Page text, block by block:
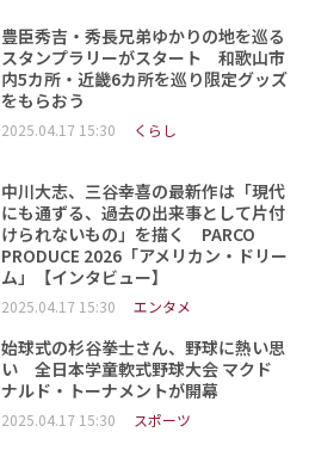
豊臣秀吉・秀長兄弟ゆかりの地を巡る
スタンプラリーがスタート 和歌山市
内5カ所・近畿6カ所を巡り限定グッズ
をもらおう
2025.04.17 15:30 くらし
中川大志、三谷幸喜の最新作は「現代
にも通ずる、過去の出来事として片付
けられないもの」を描く PARCO
PRODUCE 2026「アメリカン・ドリー
ム」【インタビュー】
2025.04.17 15:30 エンタメ
始球式の杉谷拳士さん、野球に熱い思
い 全日本学童軟式野球大会 マクド
ナルド・トーナメントが開幕
2025.04.17 15:30 スポーツ